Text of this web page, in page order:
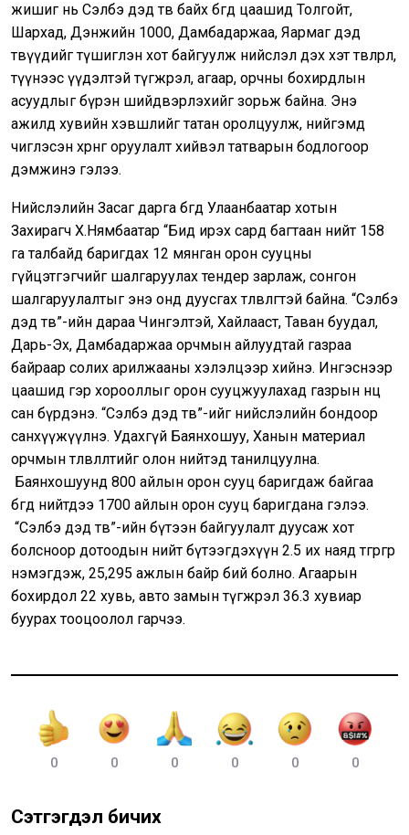
жишиг нь Сэлбэ дэд төв байх бөгөөд цаашид Толгойт,
Шархад, Дэнжийн 1000, Дамбадаржаа, Яармаг дэд
төвүүдийг түшиглэн хот байгуулж нийслэл дэх хэт төвлөрөл,
түүнээс үүдэлтэй түгжрэл, агаар, орчны бохирдлын
асуудлыг бүрэн шийдвэрлэхийг зорьж байна. Энэ
ажилд хувийн хэвшлийг татан оролцуулж, нийгэмд
чиглэсэн хөрөнгө оруулалт хийвэл татварын бодлогоор
дэмжинэ гэлээ.
Нийслэлийн Засаг дарга бөгөөд Улаанбаатар хотын
Захирагч Х.Нямбаатар “Бид ирэх сард багтаан нийт 158
га талбайд баригдах 12 мянган орон сууцны
гүйцэтгэгчийг шалгаруулах тендер зарлаж, сонгон
шалгаруулалтыг энэ онд дуусгах төлөвлөгөөтэй байна. “Сэлбэ
дэд төв”-ийн дараа Чингэлтэй, Хайлааст, Таван буудал,
Дарь-Эх, Дамбадаржаа орчмын айлуудтай газраа
байраар солих арилжааны хэлэлцээр хийнэ. Ингэснээр
цаашид гэр хорооллыг орон сууцжуулахад газрын нөөц
сан бүрдэнэ. “Сэлбэ дэд төв”-ийг нийслэлийн бондоор
санхүүжүүлнэ. Удахгүй Баянхошуу, Ханын материал
орчмын төлөвлөлтийг олон нийтэд танилцуулна.
Баянхошуунд 800 айлын орон сууц баригдаж байгаа
бөгөөд нийтдээ 1700 айлын орон сууц баригдана гэлээ.
“Сэлбэ дэд төв”-ийн бүтээн байгуулалт дуусаж хот
болсноор дотоодын нийт бүтээгдэхүүн 2.5 их наяд төгрөгөөр
нэмэгдэж, 25,295 ажлын байр бий болно. Агаарын
бохирдол 22 хувь, авто замын түгжрэл 36.3 хувиар
буурах тооцоолол гарчээ.
0 0 0 0 0 0
Сэтгэгдэл бичих